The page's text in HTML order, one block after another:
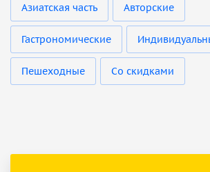
Азиатская часть Авторские
Гастрономические
Пешеходные Со скидками